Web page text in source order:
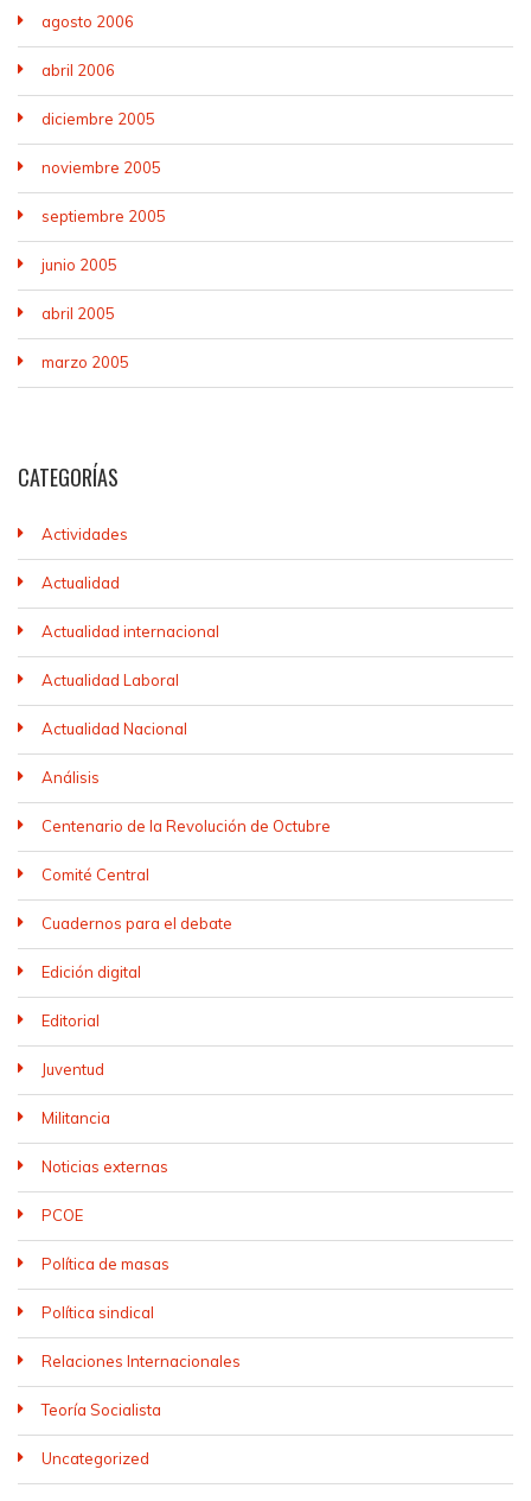
agosto 2006
abril 2006
diciembre 2005
noviembre 2005
septiembre 2005
junio 2005
abril 2005
marzo 2005
CATEGORÍAS
Actividades
Actualidad
Actualidad internacional
Actualidad Laboral
Actualidad Nacional
Análisis
Centenario de la Revolución de Octubre
Comité Central
Cuadernos para el debate
Edición digital
Editorial
Juventud
Militancia
Noticias externas
PCOE
Política de masas
Política sindical
Relaciones Internacionales
Teoría Socialista
Uncategorized